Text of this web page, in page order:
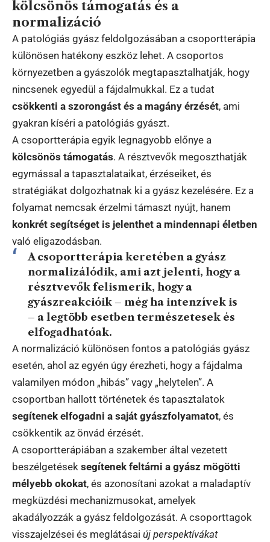
kölcsönös támogatás és a
normalizáció
A patológiás gyász feldolgozásában a csoportterápia
különösen hatékony eszköz lehet. A csoportos
környezetben a gyászolók megtapasztalhatják, hogy
nincsenek egyedül a fájdalmukkal. Ez a tudat
csökkenti a szorongást és a magány érzését, ami
gyakran kíséri a patológiás gyászt.
A csoportterápia egyik legnagyobb előnye a
kölcsönös támogatás. A résztvevők megoszthatják
egymással a tapasztalataikat, érzéseiket, és
stratégiákat dolgozhatnak ki a gyász kezelésére. Ez a
folyamat nemcsak érzelmi támaszt nyújt, hanem
konkrét segítséget is jelenthet a mindennapi életben
való eligazodásban.
A csoportterápia keretében a gyász
normalizálódik, ami azt jelenti, hogy a
résztvevők felismerik, hogy a
gyászreakcióik – még ha intenzívek is
– a legtöbb esetben természetesek és
elfogadhatóak.
A normalizáció különösen fontos a patológiás gyász
esetén, ahol az egyén úgy érezheti, hogy a fájdalma
valamilyen módon „hibás” vagy „helytelen”. A
csoportban hallott történetek és tapasztalatok
segítenek elfogadni a saját gyászfolyamatot, és
csökkentik az önvád érzését.
A csoportterápiában a szakember által vezetett
beszélgetések segítenek feltárni a gyász mögötti
mélyebb okokat, és azonosítani azokat a maladaptív
megküzdési mechanizmusokat, amelyek
akadályozzák a gyász feldolgozását. A csoporttagok
visszajelzései és meglátásai új perspektívákat